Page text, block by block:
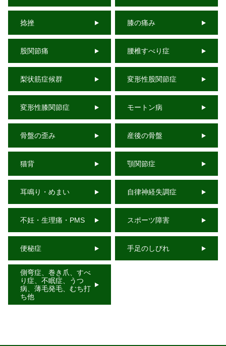
捻挫 膝の痛み
股関節痛 腰椎すべり症
梨状筋症候群 変形性股関節症
変形性膝関節症 モートン病
骨盤の歪み 産後の骨盤
猫背 顎関節症
耳鳴り・めまい 自律神経失調症
不妊・生理痛・PMS スポーツ障害
便秘症 手足のしびれ
側弯症、巻き爪、すべ
り症、不眠症、うつ
病、薄毛発毛、むち打
ち他